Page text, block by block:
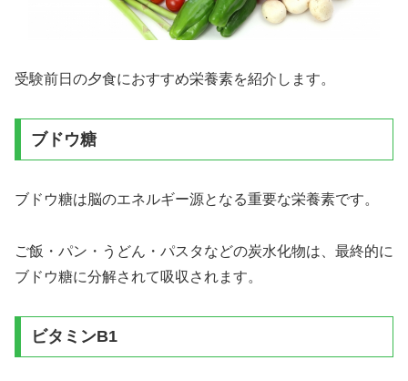
受験前日の夕食におすすめ栄養素を紹介します。
ブドウ糖
ブドウ糖は脳のエネルギー源となる重要な栄養素です。
ご飯・パン・うどん・パスタなどの炭水化物は、最終的に
ブドウ糖に分解されて吸収されます。
ビタミンB1